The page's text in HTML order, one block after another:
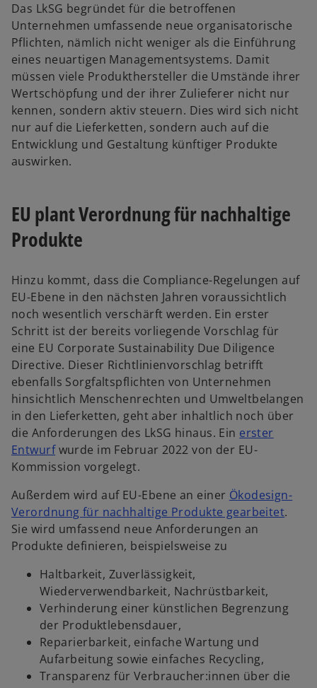
Das LkSG begründet für die betroffenen
Unternehmen umfassende neue organisatorische
Pflichten, nämlich nicht weniger als die Einführung
eines neuartigen Managementsystems. Damit
müssen viele Produkthersteller die Umstände ihrer
Wertschöpfung und der ihrer Zulieferer nicht nur
kennen, sondern aktiv steuern. Dies wird sich nicht
nur auf die Lieferketten, sondern auch auf die
Entwicklung und Gestaltung künftiger Produkte
auswirken.
EU plant Verordnung für nachhaltige
Produkte
Hinzu kommt, dass die Compliance-Regelungen auf
EU-Ebene in den nächsten Jahren voraussichtlich
noch wesentlich verschärft werden. Ein erster
Schritt ist der bereits vorliegende Vorschlag für
eine EU Corporate Sustainability Due Diligence
Directive. Dieser Richtlinienvorschlag betrifft
ebenfalls Sorgfaltspflichten von Unternehmen
hinsichtlich Menschenrechten und Umweltbelangen
in den Lieferketten, geht aber inhaltlich noch über
die Anforderungen des LkSG hinaus. Ein erster
Entwurfw
i
d
i
n
e
i
e
e
wurde im Februar 2022 von der EU-
Kommission vorgelegt.
Außerdem wird auf EU-Ebene an einer Ökodesign-
Verordnung für nachhaltige Produkte gearbeitetw
e
r
.
Sie wird umfassend neue Anforderungen an
Produkte definieren, beispielsweise zu
Haltbarkeit, Zuverlässigkeit,
Wiederverwendbarkeit, Nachrüstbarkeit,
Verhinderung einer künstlichen Begrenzung
der Produktlebensdauer,
Reparierbarkeit, einfache Wartung und
Aufarbeitung sowie einfaches Recycling,
Transparenz für Verbraucher:innen über die